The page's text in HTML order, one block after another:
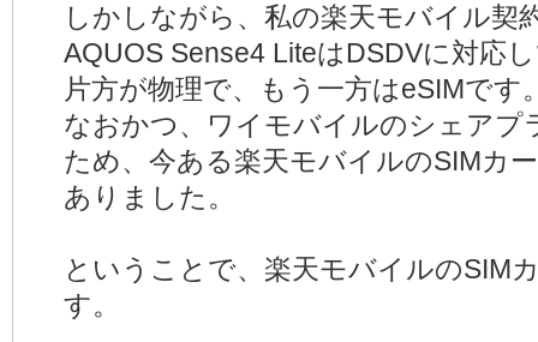
しかしながら、私の楽天モバイル契
AQUOS Sense4 LiteはDSDVに対応
片方が物理で、もう一方はeSIMです
なおかつ、ワイモバイルのシェアプ
ため、今ある楽天モバイルのSIMカ
ありました。
ということで、楽天モバイルのSIM
す。